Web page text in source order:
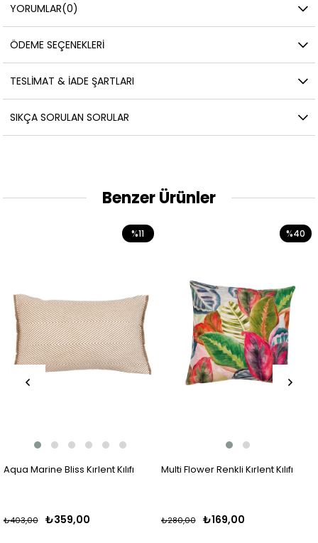
YORUMLAR(0)
ÖDEME SEÇENEKLERI
TESLIMAT & İADE ŞARTLARI
SIKÇA SORULAN SORULAR
Benzer Ürünler
Aqua Marine Bliss Kırlent Kılıfı
₺359,00
₺403,00
%11
Multi Flower Renkli Kırlent Kılıfı
₺169,00
₺280,00
%40